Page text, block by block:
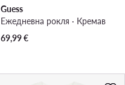
Guess
Ежедневна рокля · Кремав
69,99€